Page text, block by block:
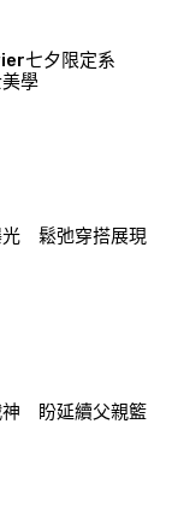
七夕限定系
美學
光 鬆弛穿搭展現
神 盼延續父親籃